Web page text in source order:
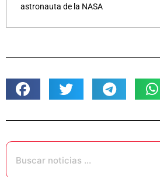
astronauta de la NASA